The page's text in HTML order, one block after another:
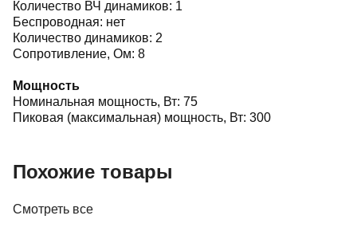
Количество ВЧ динамиков: 1
Беспроводная: нет
Количество динамиков: 2
Сопротивление, Ом: 8
Мощность
Номинальная мощность, Вт: 75
Пиковая (максимальная) мощность, Вт: 300
Похожие товары
Смотреть все